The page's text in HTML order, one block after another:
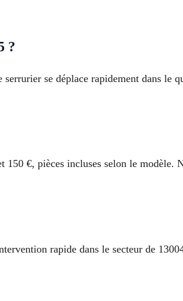
?
se déplace rapidement dans le
150 €, pièces incluses selon le modèle.
rapide dans le secteur de